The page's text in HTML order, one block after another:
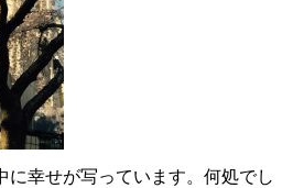
幸せが写っています。何処でし